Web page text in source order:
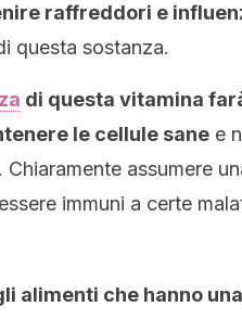
raffreddori e
questa sostanza.
di questa vitamina
le cellule sane e
Chiaramente assumere
immuni a certe
alimenti che hanno